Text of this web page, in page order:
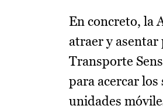
En concreto, la
atraer y asentar
Transporte
para acercar
unidades